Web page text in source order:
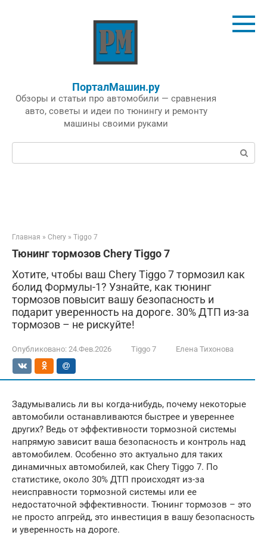
ПорталМашин.ру
Обзоры и статьи про автомобили — сравнения
авто, советы и идеи по тюнингу и ремонту
машины своими руками
Поиск:
Главная » Chery » Tiggo 7
Тюнинг тормозов Chery Tiggo 7
Хотите, чтобы ваш Chery Tiggo 7 тормозил как
болид Формулы-1? Узнайте, как тюнинг
тормозов повысит вашу безопасность и
подарит уверенность на дороге. 30% ДТП из-за
тормозов – не рискуйте!
Опубликовано: 24.Фев.2026 Tiggo 7 Елена Тихонова
Задумывались ли вы когда-нибудь, почему некоторые
автомобили останавливаются быстрее и увереннее
других? Ведь от эффективности тормозной системы
напрямую зависит ваша безопасность и контроль над
автомобилем. Особенно это актуально для таких
динамичных автомобилей, как Chery Tiggo 7. По
статистике, около 30% ДТП происходят из-за
неисправности тормозной системы или ее
недостаточной эффективности. Тюнинг тормозов – это
не просто апгрейд, это инвестиция в вашу безопасность
и уверенность на дороге.